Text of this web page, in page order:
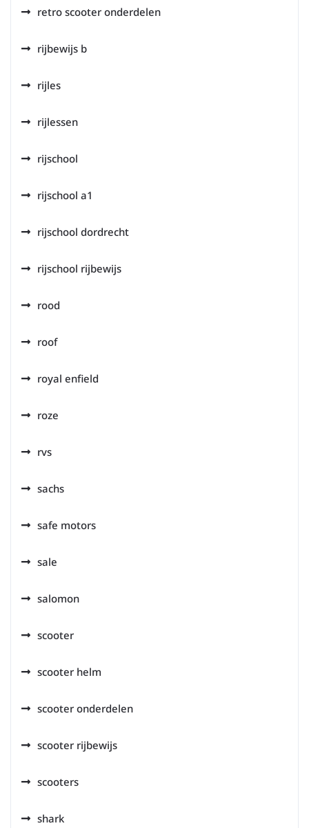
retro scooter onderdelen
rijbewijs b
rijles
rijlessen
rijschool
rijschool a1
rijschool dordrecht
rijschool rijbewijs
rood
roof
royal enfield
roze
rvs
sachs
safe motors
sale
salomon
scooter
scooter helm
scooter onderdelen
scooter rijbewijs
scooters
shark